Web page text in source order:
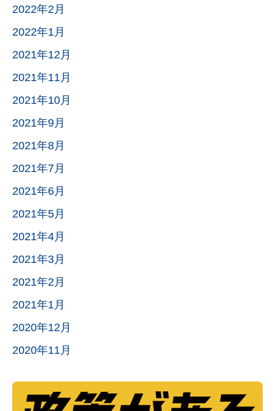
2022年2月
2022年1月
2021年12月
2021年11月
2021年10月
2021年9月
2021年8月
2021年7月
2021年6月
2021年5月
2021年4月
2021年3月
2021年2月
2021年1月
2020年12月
2020年11月